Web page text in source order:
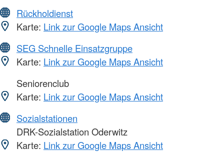
Rückholdienst
Karte: Link zur Google Maps Ansicht
SEG Schnelle Einsatzgruppe
Karte: Link zur Google Maps Ansicht
Seniorenclub
Karte: Link zur Google Maps Ansicht
Sozialstationen
DRK-Sozialstation Oderwitz
Karte: Link zur Google Maps Ansicht